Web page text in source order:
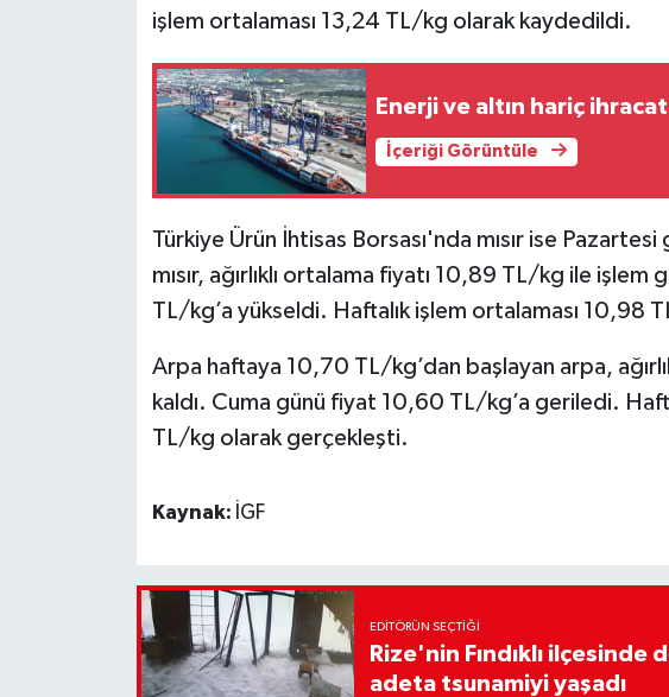
işlem ortalaması 13,24 TL/kg olarak kaydedildi.
Enerji ve altın hariç
İçeriği Görüntüle
Türkiye Ürün İhtisas Borsası'nda mısır ise
mısır, ağırlıklı ortalama fiyatı 10,89 TL/kg ile
TL/kg’a yükseldi. Haftalık işlem ortalaması 10,98
Arpa haftaya 10,70 TL/kg’dan başlayan arpa,
kaldı. Cuma günü fiyat 10,60 TL/kg’a geriledi.
TL/kg olarak gerçekleşti.
Kaynak: İGF
EDITÖRÜN SEÇTIĞI
Rize'nin Fındıklı
adeta tsunamiyi yaşadı